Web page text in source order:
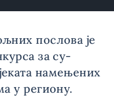
послова је
за су-
намењених
у региону.